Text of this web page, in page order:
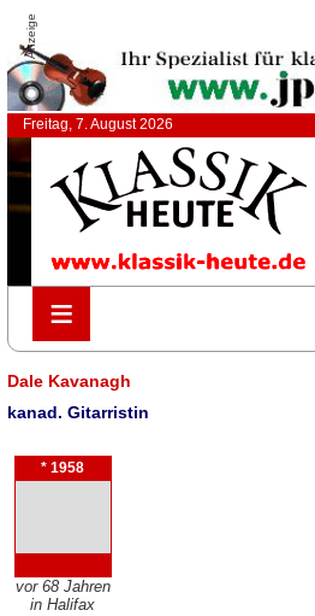
Anzeige
Freitag, 7. August 2026
≡
≡
Dale Kavanagh
kanad. Gitarristin
* 1958
vor 68 Jahren
in Halifax